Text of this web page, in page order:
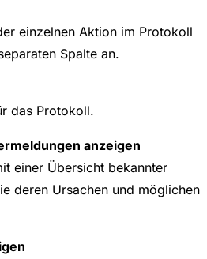
einzelnen Aktion im Protokoll
Spalte an.
das Protokoll.
anzeigen
einer Übersicht bekannter
deren Ursachen und möglichen